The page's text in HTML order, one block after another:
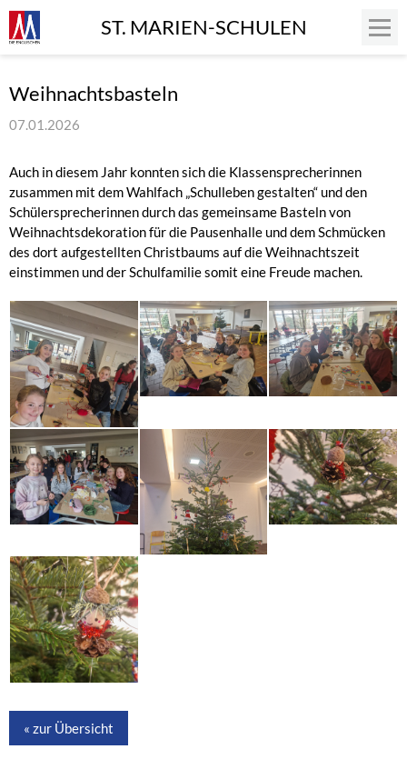
ST. MARIEN-SCHULEN
Weihnachtsbasteln
07.01.2026
Auch in diesem Jahr konnten sich die Klassensprecherinnen
zusammen mit dem Wahlfach „Schulleben gestalten“ und den
Schülersprecherinnen durch das gemeinsame Basteln von
Weihnachtsdekoration für die Pausenhalle und dem Schmücken
des dort aufgestellten Christbaums auf die Weihnachtszeit
einstimmen und der Schulfamilie somit eine Freude machen.
« zur Übersicht